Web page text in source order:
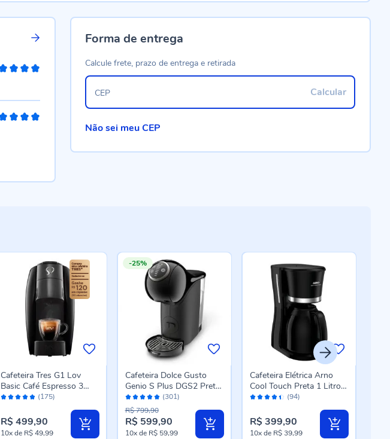
Forma de entrega
Calcule frete, prazo de entrega e retirada
Calcular
CEP
Não sei meu CEP
Avaliação: (175)
Cafeteira Tres G1 Lov
Basic Café Espresso 3
Corações
R$ 499,90
10xde R$ 49,99
-25%
Avaliação:
98%
(301)
Cafeteira Dolce Gusto
Genio S Plus DGS2 Preta
Arno
R$ 599,90
R$ 799,90
10xde R$ 59,99
Avaliação: (94)
Cafeteira Elétrica Arno
Cool Touch Preta 1 Litro
CFCT
R$ 399,90
10xde R$ 39,99